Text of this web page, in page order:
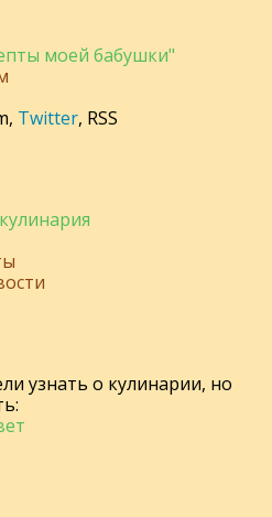
моей бабушки"
, Twitter, RSS
узнать о кулинарии, но